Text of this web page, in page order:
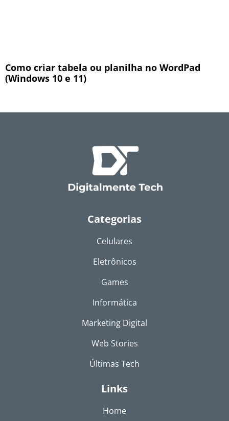
Como criar tabela ou planilha no WordPad
(Windows 10 e 11)
Categorias
Celulares
Eletrônicos
Games
Informática
Marketing Digital
Web Stories
Últimas Tech
Links
Home